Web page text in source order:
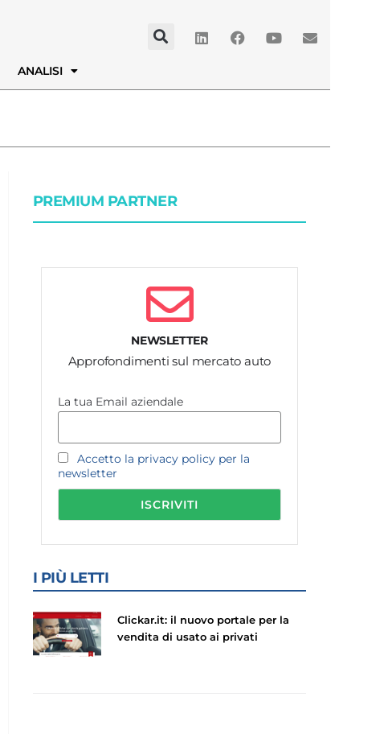
ANALISI
PREMIUM PARTNER
NEWSLETTER
Approfondimenti sul mercato auto
La tua Email aziendale
Accetto la privacy policy per la
newsletter
I PIÙ LETTI
Clickar.it: il nuovo portale per la
vendita di usato ai privati